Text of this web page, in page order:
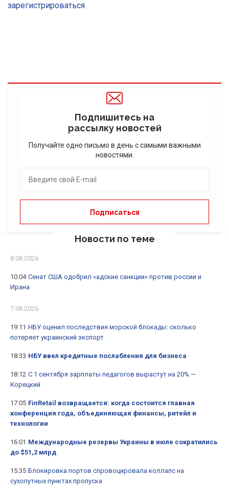
зарегистрироваться
Подпишитесь на
рассылку новостей
Получайте одно письмо в день с самыми важными
новостями.
Новости по теме
8.08.2026
10:04 Сенат США одобрил «адские санкции» против россии и
Ирана
7.08.2026
19:11 НБУ оценил последствия морской блокады: сколько
потеряет украинский экспорт
18:33 НБУ ввел кредитные послабления для бизнеса
18:12 С 1 сентября зарплаты педагогов вырастут на 20% —
Корецкий
17:05 FinRetail возвращается: когда состоится главная
конференция года, объединяющая финансы, ритейл и
технологии
16:01 Международные резервы Украины в июле сократились
до $51,2 млрд
15:35 Блокировка портов спровоцировала коллапс на
сухопутных пунктах пропуска